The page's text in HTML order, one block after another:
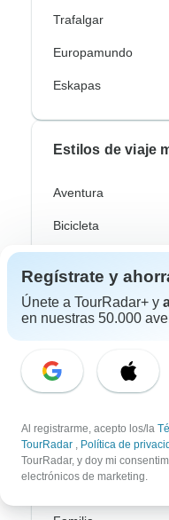
Trafalgar
Europamundo
Eskapas
Estilos de viaje
Aventura
Bicicleta
Crucero Fluvial
Profundización
Autobus / Bus
Tren / Ferrocarril
Regístrate y
Únete a TourRadar+ y
en nuestras 50.000
Al registrarme, acepto los/la
TourRadar , Política de
TourRadar, y doy mi
electrónicos de marketing.